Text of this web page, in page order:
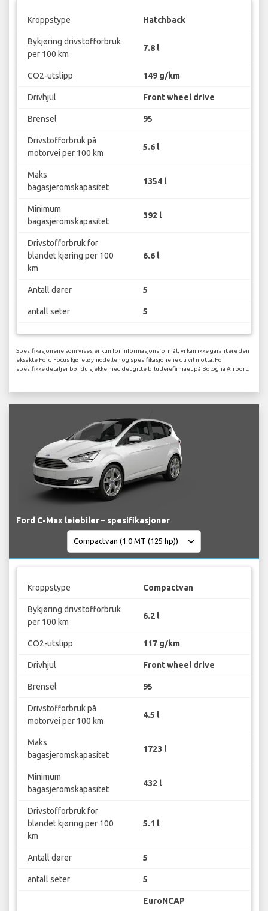
Kroppstype Hatchback
Bykjøring drivstofforbruk
per 100 km
7.8 l
CO2-utslipp 149 g/km
Drivhjul Front wheel drive
Brensel 95
Drivstofforbruk på
motorvei per 100 km
5.6 l
Maks
bagasjeromskapasitet
1354 l
Minimum
bagasjeromskapasitet
392 l
Drivstofforbruk for
blandet kjøring per 100
km
6.6 l
Antall dører 5
antall seter 5
Spesifikasjonene som vises er kun for informasjonsformål, vi kan ikke garantere den
eksakte Ford Focus kjøretøymodellen og spesifikasjonene du vil motta. For
spesifikke detaljer bør du sjekke med det gitte bilutleiefirmaet på Bologna Airport.
Ford C-Max leiebiler – spesifikasjoner
Kroppstype Compactvan
Bykjøring drivstofforbruk
per 100 km
6.2 l
CO2-utslipp 117 g/km
Drivhjul Front wheel drive
Brensel 95
Drivstofforbruk på
motorvei per 100 km
4.5 l
Maks
bagasjeromskapasitet
1723 l
Minimum
bagasjeromskapasitet
432 l
Drivstofforbruk for
blandet kjøring per 100
km
5.1 l
Antall dører 5
antall seter 5
EuroNCAP